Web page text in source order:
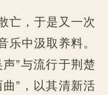
亡，于是又一次
中汲取养料。
”与流行于荆楚
曲”，以其清新活